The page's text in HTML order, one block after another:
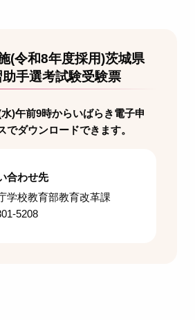
(令和8年度採用)茨城県
手選考試験受験票
)午前9時からいばらき電子申
でダウンロードできます。
合わせ先
学校教育部教育改革課
5208